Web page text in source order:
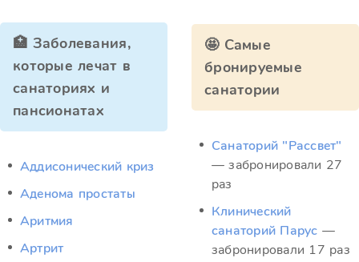
🏥 Заболевания,
которые лечат в
санаториях и
пансионатах
Аддисонический криз
Аденома простаты
Аритмия
Артрит
🤩 Самые
бронируемые
санатории
Санаторий "Рассвет"
— забронировали 27
раз
Клинический
санаторий Парус —
забронировали 17 раз